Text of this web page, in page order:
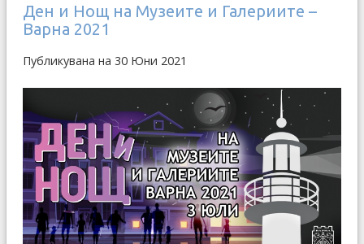
Ден и Нощ на Музеите и Галериите –
Варна 2021
Публикувана на 30 Юни 2021